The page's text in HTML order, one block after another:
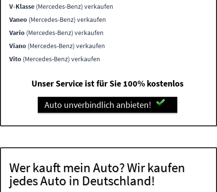
V-Klasse (Mercedes-Benz) verkaufen
Vaneo (Mercedes-Benz) verkaufen
Vario (Mercedes-Benz) verkaufen
Viano (Mercedes-Benz) verkaufen
Vito (Mercedes-Benz) verkaufen
Unser Service ist für Sie 100% kostenlos
Auto unverbindlich anbieten!
Wer kauft mein Auto? Wir kaufen
jedes Auto in Deutschland!